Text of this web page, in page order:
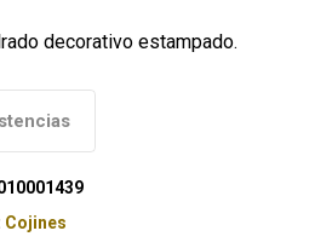
decorativo estampado.
Cojines